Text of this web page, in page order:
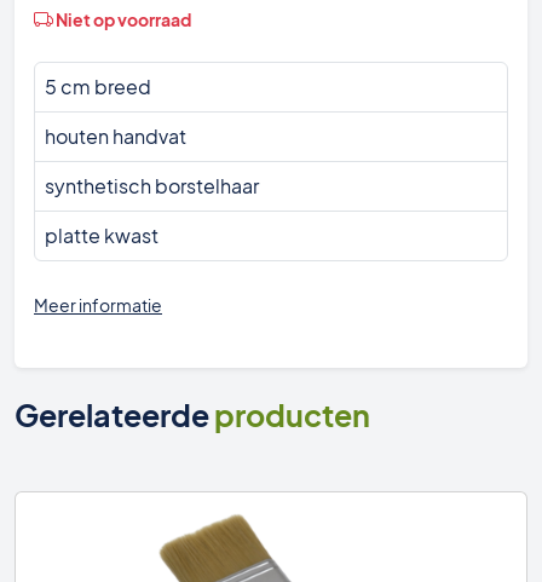
Niet op voorraad
5 cm breed
houten handvat
synthetisch borstelhaar
platte kwast
Meer informatie
Gerelateerdeproducten